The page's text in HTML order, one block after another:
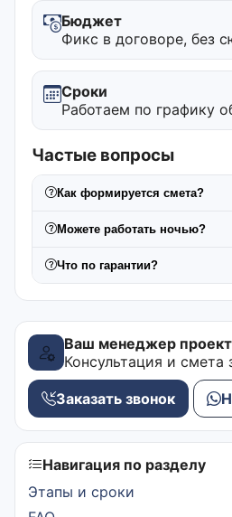
Бюджет
Фикс в договоре, без
Сроки
Работаем по графику
Частые вопросы
Как формируется смета?
Можете работать ночью?
Что по гарантии?
Ваш менеджер
Консультация и смета
Заказать звонок
Навигация по разделу
Этапы и сроки